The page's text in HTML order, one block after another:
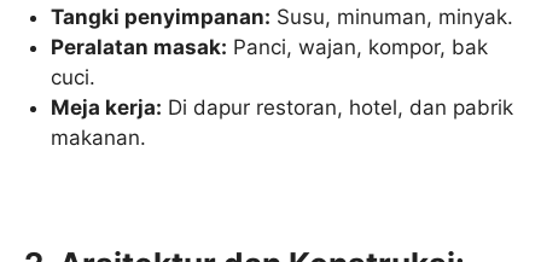
Tangki penyimpanan: Susu, minuman, minyak.
Peralatan masak: Panci, wajan, kompor, bak
cuci.
Meja kerja: Di dapur restoran, hotel, dan pabrik
makanan.